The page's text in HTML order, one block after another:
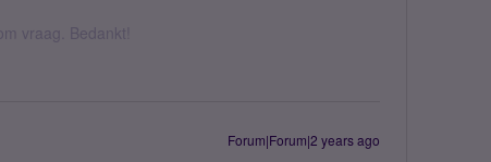
vraag. Bedankt!
Forum|Forum|2 years ago